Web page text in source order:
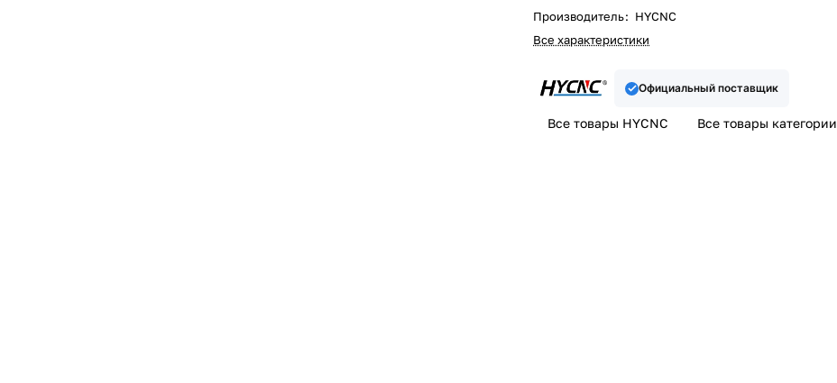
Производитель: HYCNC
Все характеристики
Официальный поставщик
Все товары HYCNC Все товары категории